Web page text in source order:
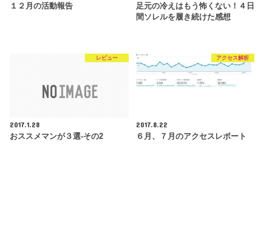
１２月の活動報告
足元の冷えはもう怖くない！４日
間ソレルを履き続けた感想
レビュー
2017.1.28
おススメマンが３選-その2
アクセス解析
2017.8.22
６月、７月のアクセスレポート